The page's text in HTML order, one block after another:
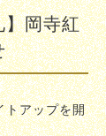
】岡寺紅
トアップを開